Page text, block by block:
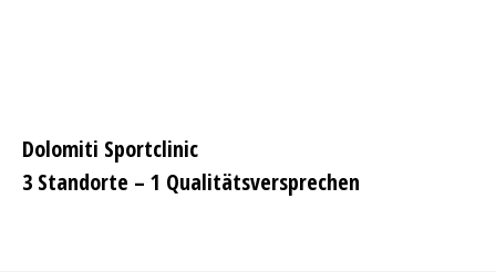
Dolomiti Sportclinic
3 Standorte – 1 Qualitätsversprechen